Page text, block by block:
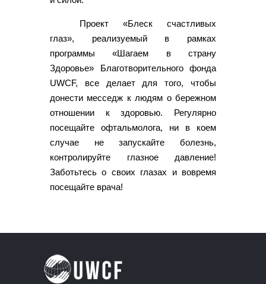
Проект «Блеск счастливых
глаз», реализуемый в рамках
программы «Шагаем в страну
Здоровье» Благотворительного фонда
UWCF, все делает для того, чтобы
донести месседж к людям о бережном
отношении к здоровью. Регулярно
посещайте офтальмолога, ни в коем
случае не запускайте болезнь,
контролируйте глазное давление!
Заботьтесь о своих глазах и вовремя
посещайте врача!